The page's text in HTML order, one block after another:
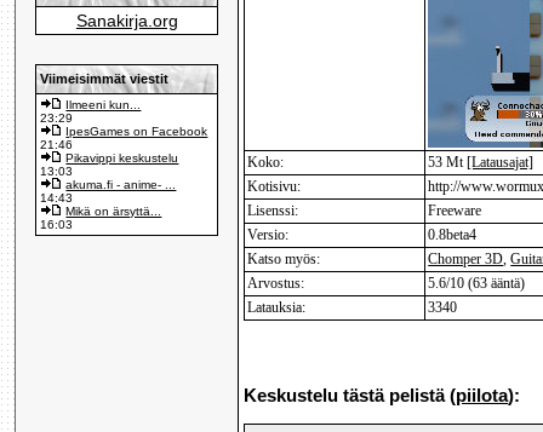
Sanakirja.org
Viimeisimmät viestit
Ilmeeni kun...
23:29
IpesGames on Facebook
21:46
Pikavippi keskustelu
13:03
akuma.fi - anime- ...
14:43
Mikä on ärsyttä...
16:03
Koko: 53 Mt [Latausajat]
Kotisivu:
http://
Lisenssi:
Freeware
Versio:
0.8beta4
Katso myös:
Chomper 3D,
Arvostus:
5.6/10 (63 ääntä)
Latauksia:
3340
Keskustelu tästä pelistä (piilota):